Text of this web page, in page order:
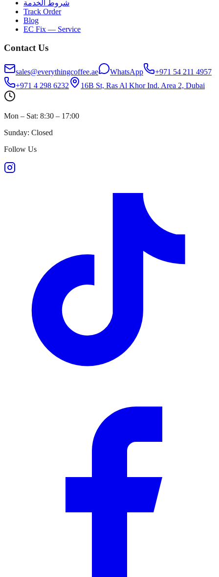
شروط الخدمة
Track Order
Blog
EC Fix — Service
Contact Us
sales@everythingcoffee.ae WhatsApp
+971 54 211 4957
+971 4 298 6232
16B St, Ras Al Khor Ind. Area 2, Dubai
Mon – Sat: 8:30 – 17:00
Sunday: Closed
Follow Us